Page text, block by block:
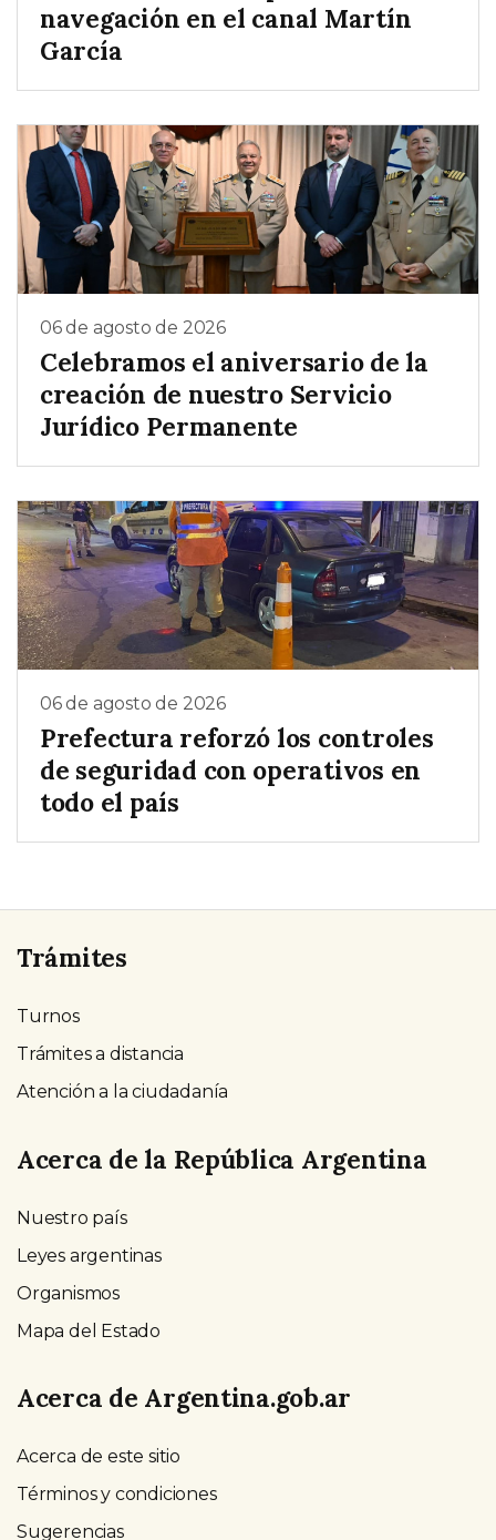
navegación en el canal Martín
García
06 de agosto de 2026
Celebramos el aniversario de la
creación de nuestro Servicio
Jurídico Permanente
06 de agosto de 2026
Prefectura reforzó los controles
de seguridad con operativos en
todo el país
Trámites
Turnos
Trámites a distancia
Atención a la ciudadanía
Acerca de la República Argentina
Nuestro país
Leyes argentinas
Organismos
Mapa del Estado
Acerca de Argentina.gob.ar
Acerca de este sitio
Términos y condiciones
Sugerencias